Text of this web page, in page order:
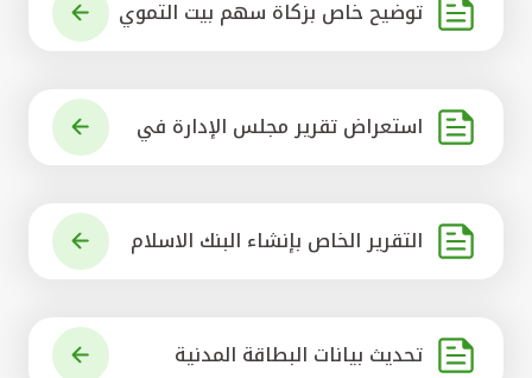
توضيح خاص بزكاة سهم بيت التموي
استعراض تقرير مجلس الإدارة في
التقرير الخاص بإنشاء البنك الاسلام
تحديث بيانات البطاقة المدنية